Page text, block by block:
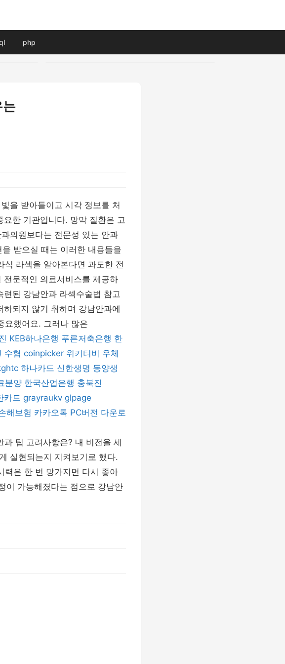
php
는
을 받아들이고 시각 정보를 처
한 기관입니다. 망막 질환은 고
의원보다는 전문성 있는 안과
받으실 때는 이러한 내용들을
식 라섹을 알아본다면 과도한 전
문적인 의료서비스를 제공하
된 강남안과 라섹수술법 참고
되지 않기 취하며 강남안과에
요했어요. 그러나 많은
KEB하나은행 푸른저축은행 한
수협 coinpicker 위키티비 우체
하나카드 신한생명 동양생
분양 한국산업은행 충북진
카드 grayraukv glpage
해보험 카카오톡 PC버전 다운로
팁 고려사항은? 내 비전을 세
실현되는지 지켜보기로 했다.
력은 한 번 망가지면 다시 좋아
이 가능해졌다는 점으로 강남안